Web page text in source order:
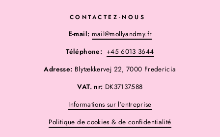
CONTACTEZ-NOUS
E-mail: mail@mollyandmy.fr
Téléphone: +45 6013 3644
Adresse: Blytækkervej 22, 7000 Fredericia
VAT. nr: DK37137588
Informations sur l’entreprise
Politique de cookies & de confidentialité